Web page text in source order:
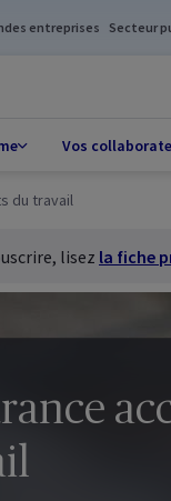
entreprises Secteur
Vos
du travail
lisez la fiche